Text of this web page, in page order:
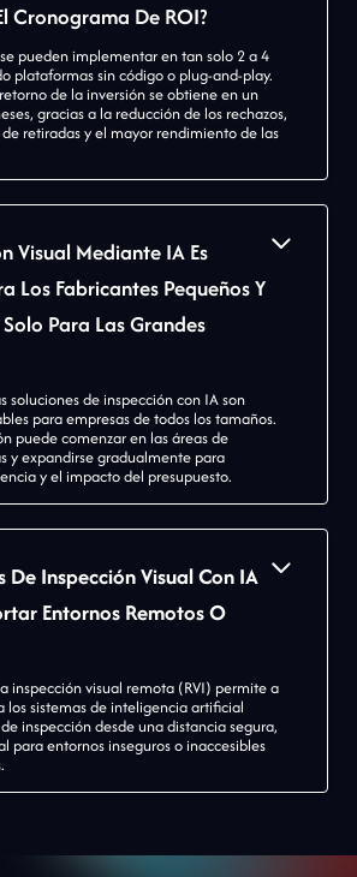
Cronograma De ROI?
pueden implementar en tan solo 2 a 4
plataformas sin código o plug-and-play.
de la inversión se obtiene en un
gracias a la reducción de los rechazos,
retiradas y el mayor rendimiento de las
Visual Mediante IA Es
Los Fabricantes Pequeños Y
Para Las Grandes
soluciones de inspección con IA son
para empresas de todos los tamaños.
puede comenzar en las áreas de
y expandirse gradualmente para
y el impacto del presupuesto.
De Inspección Visual Con IA
Entornos Remotos O
inspección visual remota (RVI) permite a
los sistemas de inteligencia artificial
inspección desde una distancia segura,
para entornos inseguros o inaccesibles